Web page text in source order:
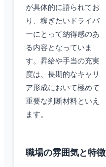
が具体的に語られてお
り、稼ぎたいドライバ
ーにとって納得感のあ
る内容となっていま
す。昇給や手当の充実
度は、長期的なキャリ
ア形成において極めて
重要な判断材料といえ
ます。
職場の雰囲気と特徴